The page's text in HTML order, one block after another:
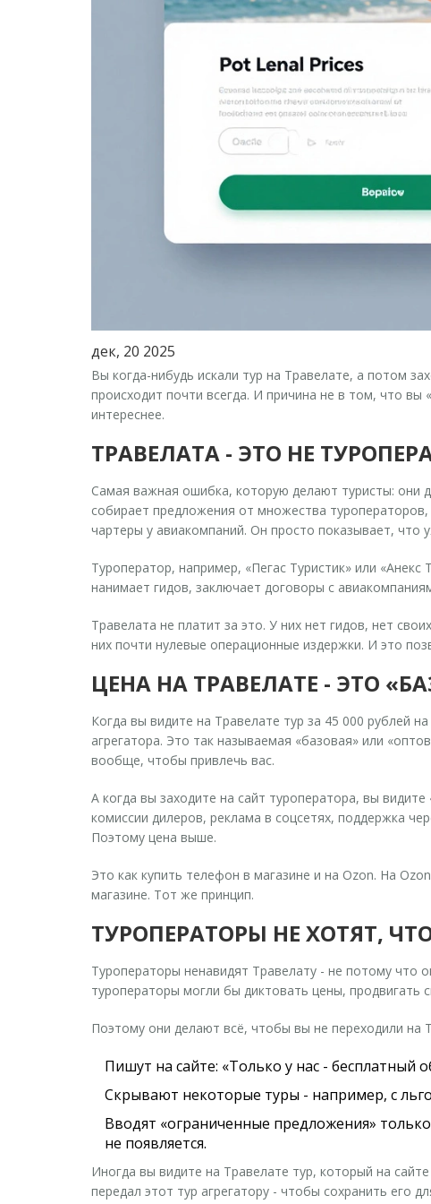
дек, 20 2025
Вы когда-нибудь искали тур на Травелате, а потом
происходит почти всегда. И причина не в том, что вы
интереснее.
ТРАВЕЛАТА - ЭТО НЕ
Самая важная ошибка, которую делают туристы: они
собирает предложения от множества
чартеры у авиакомпаний. Он просто показывает, что
Туроператор, например, «Пегас Туристик» или
нанимает гидов, заключает договоры с
Травелата не платит за это. У них нет гидов, нет
них почти нулевые операционные издержки. И это
ЦЕНА НА ТРАВЕЛАТЕ - ЭТО
Когда вы видите на Травелате тур за 45 000 рублей
агрегатора. Это так называемая «базовая» или
вообще, чтобы привлечь вас.
А когда вы заходите на сайт туроператора, вы
комиссии дилеров, реклама в соцсетях, поддержка
Поэтому цена выше.
Это как купить телефон в магазине и на Ozon. На
магазине. Тот же принцип.
ТУРОПЕРАТОРЫ НЕ ХОТЯТ,
Туроператоры ненавидят Травелату - не потому что
туроператоры могли бы диктовать цены, продвигать
Поэтому они делают всё, чтобы вы не переходили на
Пишут на сайте: «Только у нас - бесплатный
Скрывают некоторые туры - например, с
Вводят «ограниченные предложения»
не появляется.
Иногда вы видите на Травелате тур, который на
передал этот тур агрегатору - чтобы сохранить его